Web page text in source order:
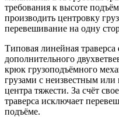
требования к высоте
производить центровку
перевешивание на одну
Типовая линейная траверса
дополнительного
крюк грузоподъёмного
грузами с неизвестным
центра тяжести. За счёт
траверса исключает
подъёме.